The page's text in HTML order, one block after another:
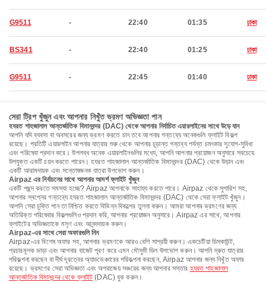
G9511 - 22:40 01:35 ঢাকা
BS341 - 22:40 01:25 ঢাকা
G9511 - 22:45 01:40 ঢাকা
সেরা ট্রিপ খুঁজুন এবং আপনার নিখুঁত ভ্রমণ অভিজ্ঞতা পান
হযরত শাহজালাল আন্তর্জাতিক বিমানবন্দর (DAC) থেকে আপনার নির্বাচিত এয়ারলাইনের সাথে উড়ে যান
আপনি যদি ব্যবসা বা অবসরের জন্য ভ্রমণ করতে চান তবে আপনার গন্তব্যে অনেকগুলি ফ্লাইট বিকল্প
রয়েছে। প্রতিটি এয়ারলাইন আপনার যাত্রার শুরু থেকে আপনার চূড়ান্ত গন্তব্য পর্যন্ত চমৎকার সুযোগ-সুবিধা
এবং পরিষেবা প্রদান করে। উপলব্ধ অনেক এয়ারলাইনগুলির মধ্যে, আপনি আপনার প্রয়োজন অনুসারে সবচেয়ে
উপযুক্ত একটি চয়ন করতে পারেন। হযরত শাহজালাল আন্তর্জাতিক বিমানবন্দর (DAC) থেকে উড়ান এবং
একটি আরামদায়ক এবং সন্তোষজনক যাত্রা উপভোগ করুন।
Airpaz এর নির্বাচনের সাথে আপনার আদর্শ ফ্লাইট খুঁজুন
একটি পছন্দ করতে সমস্যা হচ্ছে? Airpaz আপনাকে সাহায্য করতে পারে। Airpaz থেকে সুপারিশ সহ,
আপনার স্বপ্নের গন্তব্যে হযরত শাহজালাল আন্তর্জাতিক বিমানবন্দর (DAC) থেকে সেরা ফ্লাইট খুঁজুন।
আপনি সেরা চুক্তি পান তা নিশ্চিত করতে বিভিন্ন বিকল্পের তুলনা করুন। আমরা আপনার ভ্রমণের জন্য
অতিরিক্ত পরিষেবার বিকল্পগুলিও প্রদান করি, আপনার প্রয়োজন অনুসারে। Airpaz এর সাথে, আপনার
ফ্লাইটের অভিজ্ঞতাকে মসৃণ এবং আনন্দদায়ক করুন।
Airpaz-এর সাথে সেরা অফারগুলি নিন
Airpaz-এর বিশেষ অফার সহ, আপনার ভ্রমণকে আরও বেশি সাশ্রয়ী করুন। একচেটিয়া ডিসকাউন্ট,
প্রচারমূলক ভাড়া এবং আপনার বাজেট পূরণ করে এমন মৌসুমী ডিল উপভোগ করুন। আপনি দ্রুত যাত্রার
পরিকল্পনা করছেন বা দীর্ঘ দূরত্বের অ্যাডভেঞ্চারের পরিকল্পনা করছেন, Airpaz আপনার জন্য নিখুঁত অফার
রয়েছে। ভ্রমণের সেরা অভিজ্ঞতা এবং অপরাজেয় সঞ্চয়ের জন্য আপনার সস্তার হযরত শাহজালাল
আন্তর্জাতিক বিমানবন্দর থেকে ফ্লাইট (DAC) বুক করুন।